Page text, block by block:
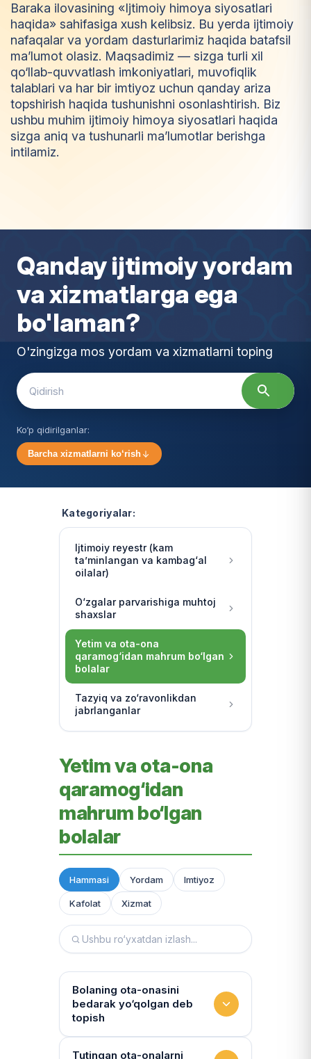
Baraka ilovasining «Ijtimoiy himoya siyosatlari
haqida» sahifasiga xush kelibsiz. Bu yerda ijtimoiy
nafaqalar va yordam dasturlarimiz haqida batafsil
ma’lumot olasiz. Maqsadimiz — sizga turli xil
qo‘llab-quvvatlash imkoniyatlari, muvofiqlik
talablari va har bir imtiyoz uchun qanday ariza
topshirish haqida tushunishni osonlashtirish. Biz
ushbu muhim ijtimoiy himoya siyosatlari haqida
sizga aniq va tushunarli ma’lumotlar berishga
intilamiz.
mtiy oz
Qanday ijtimoiy yordam
va xizmatlarga ega
bo'laman?
O'zingizga mos yordam va xizmatlarni toping
Search
for:
Ko‘p qidirilganlar:
Barcha xizmatlarni ko‘rish
Kategoriyalar:
Ijtimoiy reyestr (kam
ta’minlangan va kambag‘al
oilalar)
O‘zgalar parvarishiga muhtoj
shaxslar
Yetim va ota-ona
qaramog‘idan mahrum bo‘lgan
bolalar
Tazyiq va zo‘ravonlikdan
jabrlanganlar
Yetim va ota-ona
qaramog‘idan
mahrum bo‘lgan
bolalar
Hammasi Yordam Imtiyoz
Kafolat Xizmat
Bolaning ota-onasini
bedarak yo‘qolgan deb
topish
Hujjatlarni tiklash xizmati
Tutingan ota-onalarni